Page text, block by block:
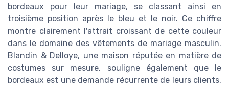
bordeaux pour leur mariage, se classant ainsi en
troisième position après le bleu et le noir. Ce chiffre
montre clairement l'attrait croissant de cette couleur
dans le domaine des vêtements de mariage masculin.
Blandin & Delloye, une maison réputée en matière de
costumes sur mesure, souligne également que le
bordeaux est une demande récurrente de leurs clients,